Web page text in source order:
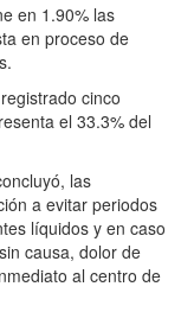
en 1.90% las
en proceso de
cinco
el 33.3% del
las
a evitar periodos
líquidos y en caso
causa, dolor de
al centro de